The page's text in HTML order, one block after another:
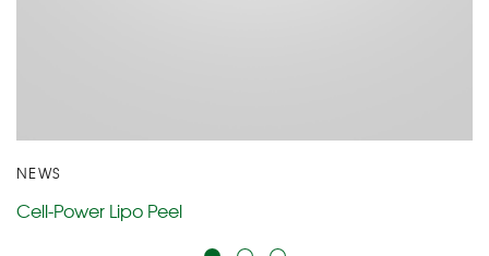
NEWS
Cell-Power Lipo Peel